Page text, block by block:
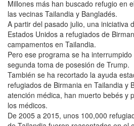
Millones más han buscado refugio en
las vecinas Tailandia y Bangladés.
A partir del pasado julio, una iniciativa
Estados Unidos a refugiados de
campamentos en Tailandia.
Pero ese programa se ha
segunda toma de posesión de Trump.
También se ha recortado la ayuda
refugiados de Birmania en Tailandia y
atención médica, han muerto bebés y
los médicos.
De 2005 a 2015, unos 100,000